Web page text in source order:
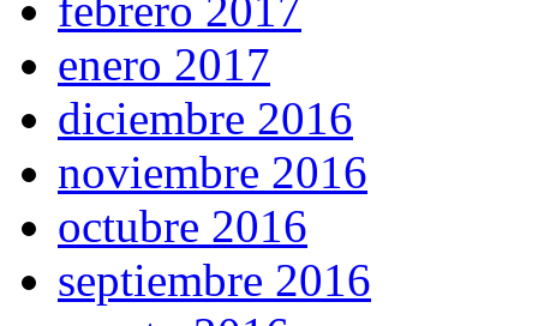
febrero 2017
enero 2017
diciembre 2016
noviembre 2016
octubre 2016
septiembre 2016